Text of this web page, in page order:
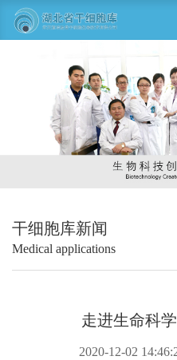
干细胞库新闻
Medical applications
走进生命科
2020-12-02